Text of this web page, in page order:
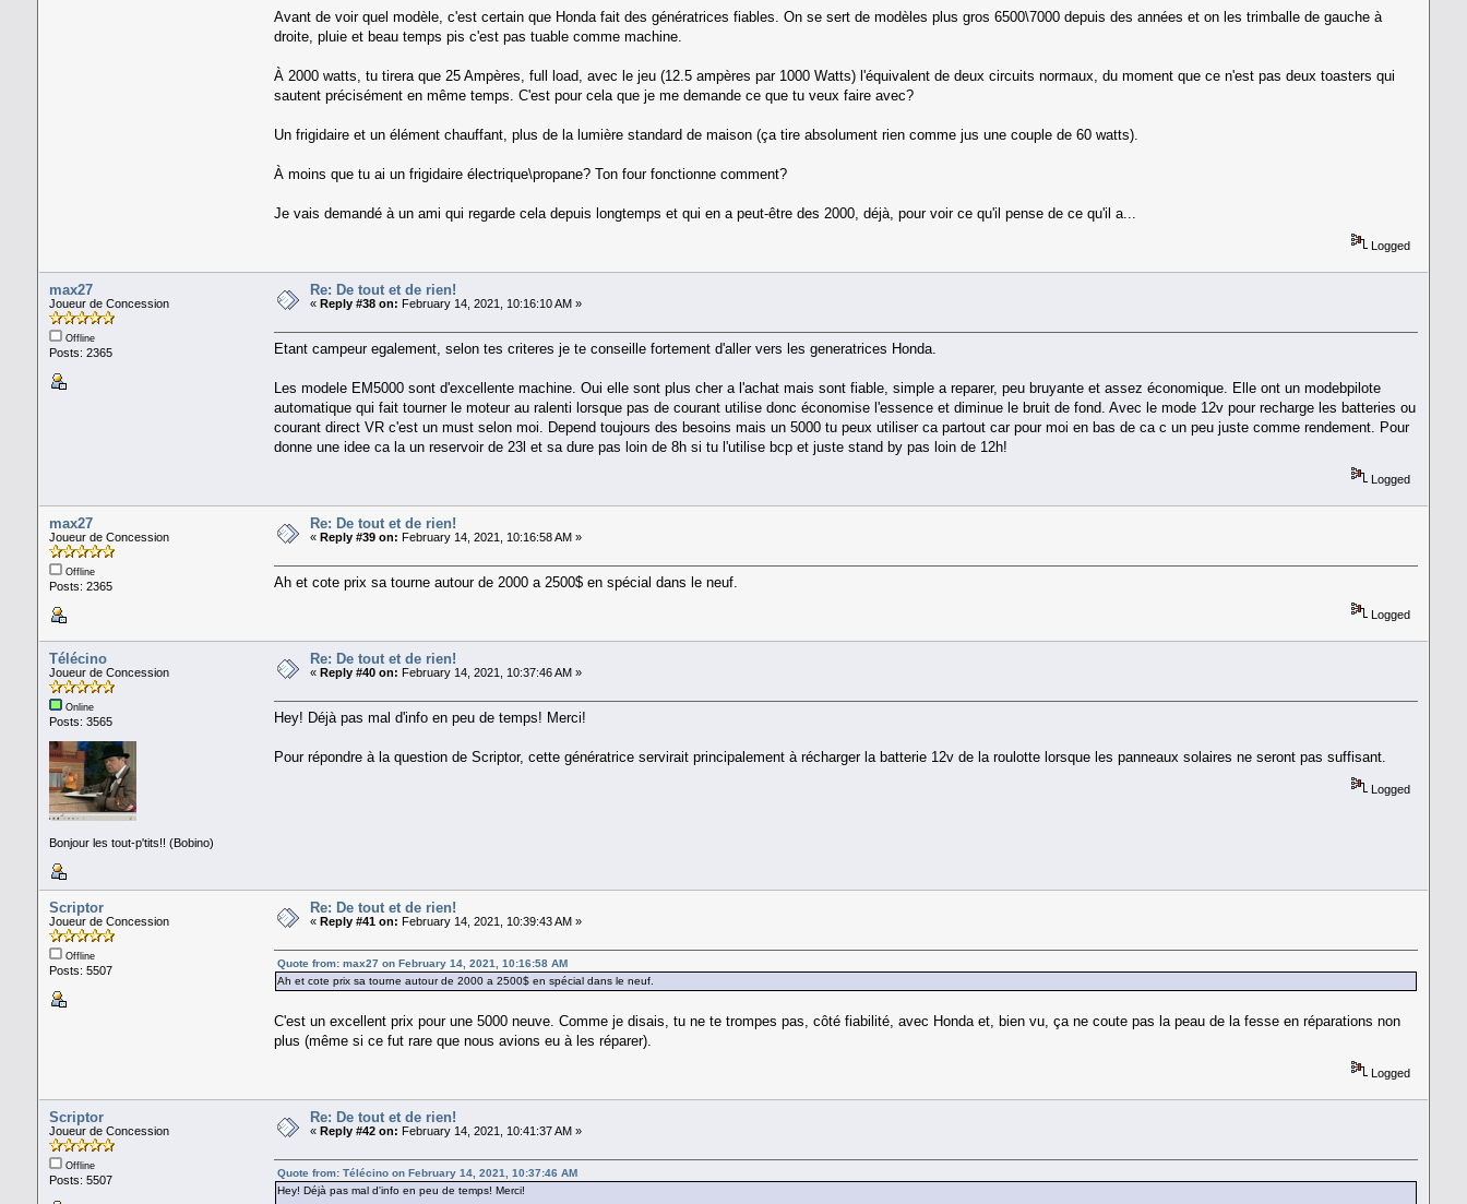
Avant de voir quel modèle, c'est certain que Honda fait des génératrices fiables. On se sert de modèles plus gros 6500\7000 depuis des années et on les trimballe de gauche à
droite, pluie et beau temps pis c'est pas tuable comme machine.
À 2000 watts, tu tirera que 25 Ampères, full load, avec le jeu (12.5 ampères par 1000 Watts) l'équivalent de deux circuits normaux, du moment que ce n'est pas deux toasters qui
sautent précisément en même temps. C'est pour cela que je me demande ce que tu veux faire avec?
Un frigidaire et un élément chauffant, plus de la lumière standard de maison (ça tire absolument rien comme jus une couple de 60 watts).
À moins que tu ai un frigidaire électrique\propane? Ton four fonctionne comment?
Je vais demandé à un ami qui regarde cela depuis longtemps et qui en a peut-être des 2000, déjà, pour voir ce qu'il pense de ce qu'il a...
Logged
max27
Joueur de Concession
Offline
Posts: 2365
Re: De tout et de rien!
« Reply #38 on: February 14, 2021, 10:16:10 AM »
Etant campeur egalement, selon tes criteres je te conseille fortement d'aller vers les generatrices Honda.
Les modele EM5000 sont d'excellente machine. Oui elle sont plus cher a l'achat mais sont fiable, simple a reparer, peu bruyante et assez économique. Elle ont un modebpilote
automatique qui fait tourner le moteur au ralenti lorsque pas de courant utilise donc économise l'essence et diminue le bruit de fond. Avec le mode 12v pour recharge les batteries ou
courant direct VR c'est un must selon moi. Depend toujours des besoins mais un 5000 tu peux utiliser ca partout car pour moi en bas de ca c un peu juste comme rendement. Pour
donne une idee ca la un reservoir de 23l et sa dure pas loin de 8h si tu l'utilise bcp et juste stand by pas loin de 12h!
Logged
max27
Joueur de Concession
Offline
Posts: 2365
Re: De tout et de rien!
« Reply #39 on: February 14, 2021, 10:16:58 AM »
Ah et cote prix sa tourne autour de 2000 a 2500$ en spécial dans le neuf.
Logged
Télécino
Joueur de Concession
Online
Posts: 3565
Bonjour les tout-p'tits!! (Bobino)
Re: De tout et de rien!
« Reply #40 on: February 14, 2021, 10:37:46 AM »
Hey! Déjà pas mal d'info en peu de temps! Merci!
Pour répondre à la question de Scriptor, cette génératrice servirait principalement à récharger la batterie 12v de la roulotte lorsque les panneaux solaires ne seront pas suffisant.
Logged
Scriptor
Joueur de Concession
Offline
Posts: 5507
Re: De tout et de rien!
« Reply #41 on: February 14, 2021, 10:39:43 AM »
Quote from: max27 on February 14, 2021, 10:16:58 AM
Ah et cote prix sa tourne autour de 2000 a 2500$ en spécial dans le neuf.
C'est un excellent prix pour une 5000 neuve. Comme je disais, tu ne te trompes pas, côté fiabilité, avec Honda et, bien vu, ça ne coute pas la peau de la fesse en réparations non
plus (même si ce fut rare que nous avions eu à les réparer).
Logged
Scriptor
Joueur de Concession
Offline
Posts: 5507
Re: De tout et de rien!
« Reply #42 on: February 14, 2021, 10:41:37 AM »
Quote from: Télécino on February 14, 2021, 10:37:46 AM
Hey! Déjà pas mal d'info en peu de temps! Merci!